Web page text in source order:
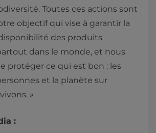
Toutes ces actions sont
objectif qui vise à garantir la
des produits
dans le monde, et nous
protéger ce qui est bon : les
et la planète sur
»
: